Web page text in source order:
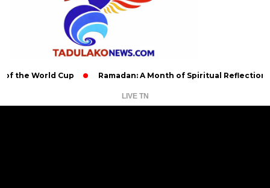
Cup Ramadan: A Month of Spiritual Reflection,
LIVE TN